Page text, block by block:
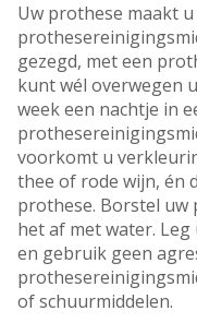
Uw prothese maakt
gezegd, met een
kunt wél overwegen
week een nachtje in
voorkomt u
thee of rode wijn, én
prothese. Borstel uw
het af met water.
en gebruik geen
of schuurmiddelen.